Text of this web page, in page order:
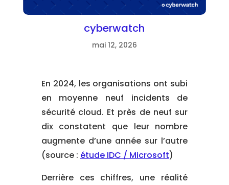
cyberwatch
mai 12, 2026
En 2024, les organisations ont subi
en moyenne neuf incidents de
sécurité cloud. Et près de neuf sur
dix constatent que leur nombre
augmente d’une année sur l’autre
(source : étude IDC / Microsoft)
Derrière ces chiffres, une réalité